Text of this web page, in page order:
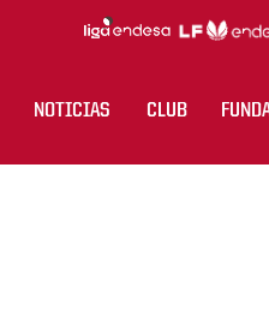
NOTICIAS CLUB